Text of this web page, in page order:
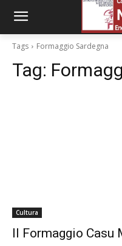
Tags Formaggio Sardegna
Tag:
Cultura
Il Formaggio Casu